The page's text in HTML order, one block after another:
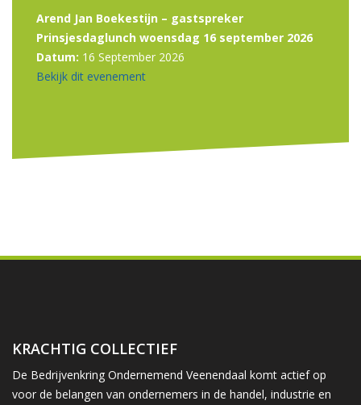
Arend Jan Boekestijn – gastspreker
Prinsjesdaglunch woensdag 16 september 2026
Datum: 16 September 2026
Bekijk dit evenement
KRACHTIG COLLECTIEF
De Bedrijvenkring Ondernemend Veenendaal komt actief op
voor de belangen van ondernemers in de handel, industrie en